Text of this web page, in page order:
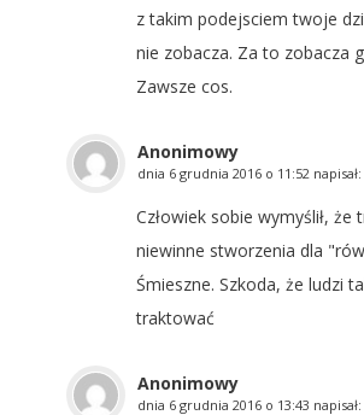
z takim podejsciem twoje
nie zobacza. Za to zobacza
Zawsze cos.
Anonimowy
dnia 6 grudnia 2016 o 11:52 napisał:
Człowiek sobie wymyślił, że
niewinne stworzenia dla
Śmieszne. Szkoda, że ludzi
traktować
Anonimowy
dnia 6 grudnia 2016 o 13:43 napisał: